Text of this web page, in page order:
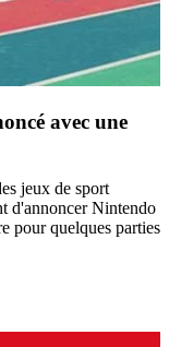
avec une
jeux de sport
d'annoncer Nintendo
pour quelques parties